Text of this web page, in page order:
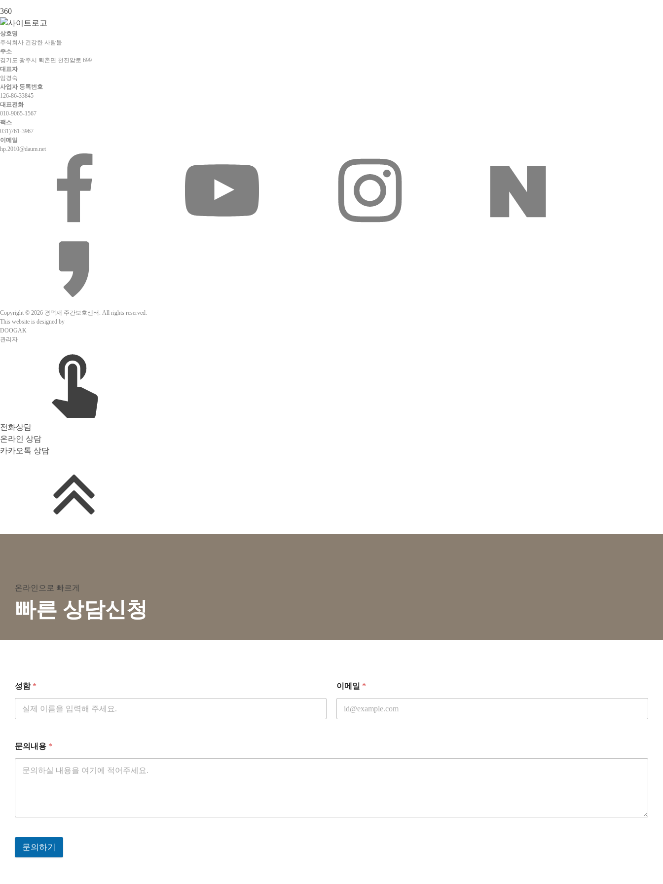
360
상호명
주식회사 건강한 사람들
주소
경기도 광주시 퇴촌면 천진암로 699
대표자
임경숙
사업자 등록번호
126-86-33845
대표전화
010-9065-1567
팩스
031)761-3967
이메일
hp.2010@daum.net
Copyright © 2026 경덕재 주간보호센터. All rights reserved.
This website is designed by
DOOGAK
관리자
전화상담
온라인 상담
카카오톡 상담
온라인으로 빠르게
빠른 상담신청
성함 * 이메일 *
문의내용 *
문의하기